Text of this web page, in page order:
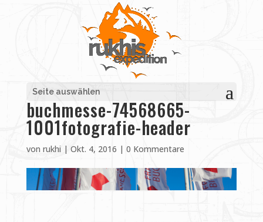
Seite auswählen
buchmesse-74568665-
1001fotografie-header
von rukhi| Okt. 4, 2016 | 0 Kommentare